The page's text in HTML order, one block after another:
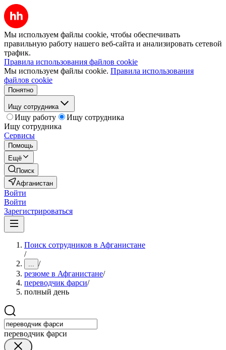
Мы используем файлы cookie, чтобы обеспечивать
правильную работу нашего веб-сайта и анализировать сетевой
трафик.
Правила использования файлов cookie
Мы используем файлы cookie. Правила использования
файлов cookie
Понятно
Ищу сотрудника
Ищу работу
Ищу сотрудника
Ищу сотрудника
Сервисы
Помощь
Ещё
Поиск
Афганистан
Войти
Войти
Зарегистрироваться
Поиск сотрудников в Афганистане
/
... /
резюме в Афганистане/
переводчик фарси/
полный день
переводчик фарси